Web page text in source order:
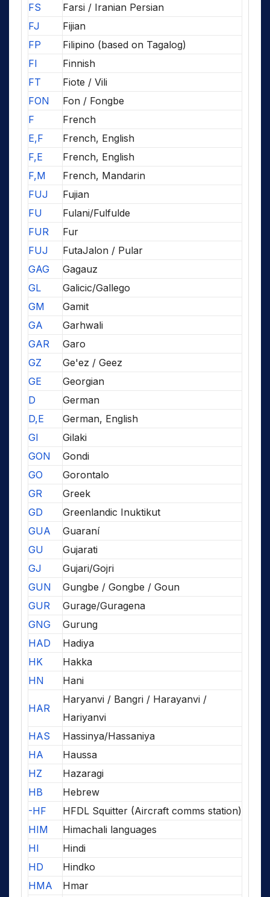
FS
Farsi / Iranian Persian
FJ
Fijian
FP
Filipino (based on Tagalog)
FI
Finnish
FT
Fiote / Vili
FON
Fon / Fongbe
F
French
E,F
French, English
F,E
French, English
F,M
French, Mandarin
FUJ
Fujian
FU
Fulani/Fulfulde
FUR
Fur
FUJ
FutaJalon / Pular
GAG
Gagauz
GL
Galicic/Gallego
GM
Gamit
GA
Garhwali
GAR
Garo
GZ
Ge'ez / Geez
GE
Georgian
D
German
D,E
German, English
GI
Gilaki
GON
Gondi
GO
Gorontalo
GR
Greek
GD
Greenlandic Inuktikut
GUA
Guaraní
GU
Gujarati
GJ
Gujari/Gojri
GUN
Gungbe / Gongbe / Goun
GUR
Gurage/Guragena
GNG
Gurung
HAD
Hadiya
HK
Hakka
HN
Hani
HAR
Haryanvi / Bangri / Harayanvi /
Hariyanvi
HAS
Hassinya/Hassaniya
HA
Haussa
HZ
Hazaragi
HB
Hebrew
-HF
HFDL Squitter (Aircraft comms station)
HIM
Himachali languages
HI
Hindi
HD
Hindko
HMA
Hmar